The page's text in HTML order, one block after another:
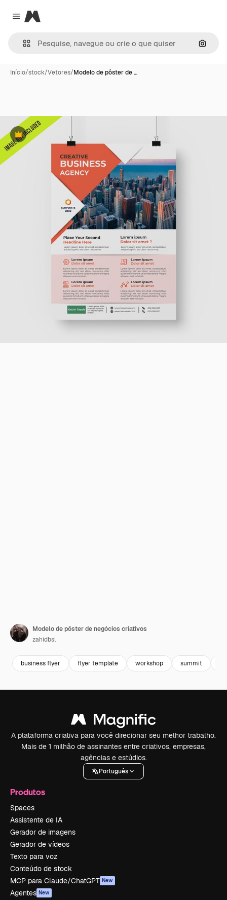
Close menu
Magnific
Início/stock/Vetores/Modelo de pôster de …
Premium
Modelo de pôster de negócios criativos
zahidbsl
business flyer flyer template workshop summit
A plataforma criativa para você direcionar seu melhor trabalho.
Mais de 1 milhão de assinantes entre criativos, empresas,
agências e estúdios.
Português
Produtos
Spaces
Assistente de IA
Gerador de imagens
Gerador de vídeos
Texto para voz
Conteúdo de stock
MCP para Claude/ChatGPT New
Agentes New